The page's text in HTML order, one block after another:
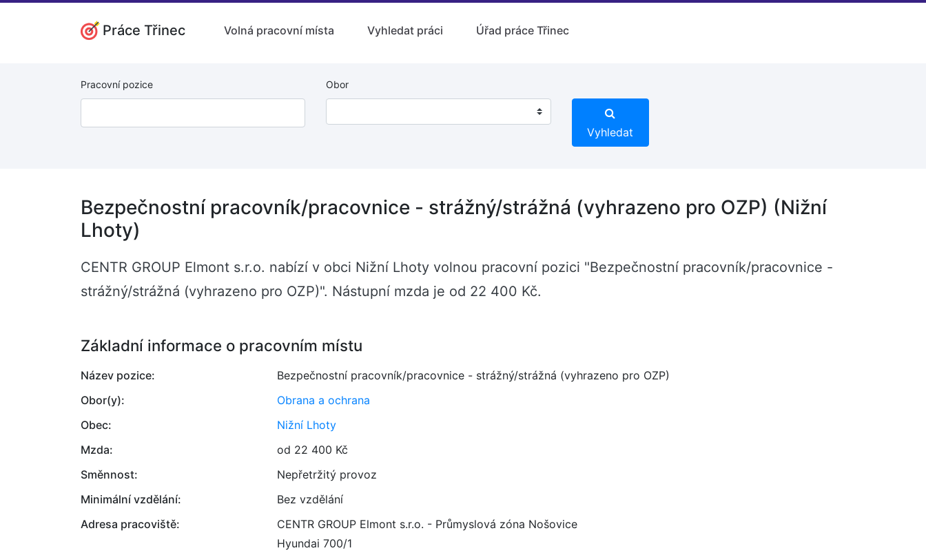
Práce Třinec Volná pracovní místa Vyhledat práci Úřad práce Třinec
Pracovní pozice Obor
Vyhledat
Bezpečnostní pracovník/pracovnice - strážný/strážná (vyhrazeno pro OZP) (Nižní
Lhoty)
CENTR GROUP Elmont s.r.o. nabízí v obci Nižní Lhoty volnou pracovní pozici "Bezpečnostní pracovník/pracovnice -
strážný/strážná (vyhrazeno pro OZP)". Nástupní mzda je od 22 400 Kč.
Základní informace o pracovním místu
Název pozice:
Bezpečnostní pracovník/pracovnice - strážný/strážná (vyhrazeno pro OZP)
Obor(y):
Obrana a ochrana
Obec:
Nižní Lhoty
Mzda:
od 22 400 Kč
Směnnost:
Nepřetržitý provoz
Minimální vzdělání:
Bez vzdělání
Adresa pracoviště:
CENTR GROUP Elmont s.r.o. - Průmyslová zóna Nošovice
Hyundai 700/1